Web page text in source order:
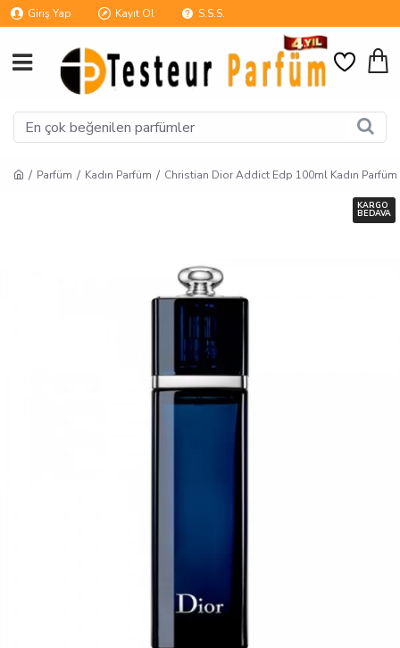
Giriş Yap Kayıt Ol S.S.S.
Parfüm Kadın Parfüm Christian Dior Addict Edp 100ml Kadın Parfüm
KARGO
BEDAVA